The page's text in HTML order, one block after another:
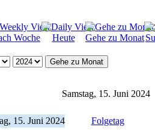
Woche Heute Gehe zu Monat
Gehe zu Monat
Samstag, 15. Juni 2024
15. Juni 2024 Folgetag